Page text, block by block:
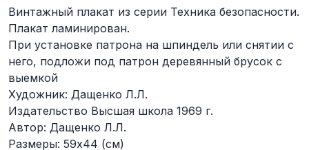
Описание
Винтажный плакат из серии Техника безопасности.
Плакат ламинирован.
При установке патрона на шпиндель или снятии с
него, подложи под патрон деревянный брусок с
выемкой
Художник: Дащенко Л.Л.
Издательство Высшая школа 1969 г.
Автор: Дащенко Л.Л.
Размеры: 59х44 (см)